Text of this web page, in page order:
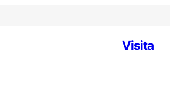
Visita